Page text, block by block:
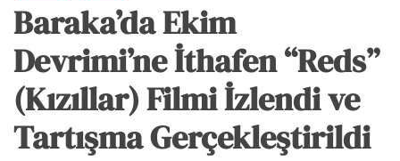
Baraka’da Ekim
Devrimi’ne İthafen “Reds”
(Kızıllar) Filmi İzlendi ve
Tartışma Gerçekleştirildi